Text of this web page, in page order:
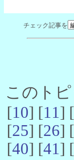
チェック記事を
このト
[10] [11] [
[25] [26] [
[40] [41] [